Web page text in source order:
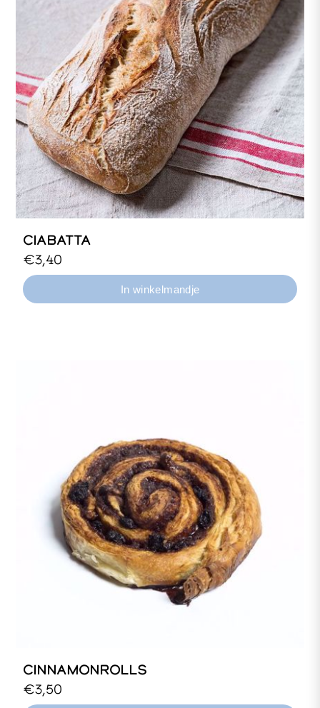
CIABATTA
Wit tarwebrood, zuurdesem.
€3,40
CINNAMONROLLS
Biologisch kaneelbroodje met walnoten en
rozijnen.
€3,50